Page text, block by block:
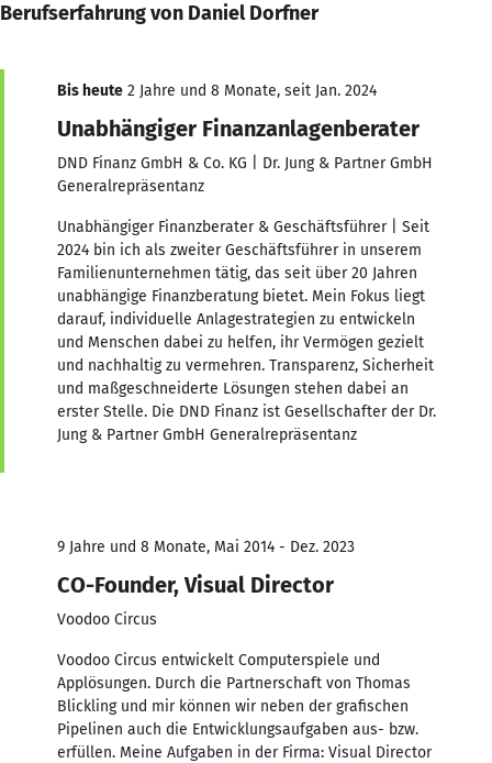
Berufserfahrung von Daniel Dorfner
Bis heute 2 Jahre und 8 Monate, seit Jan. 2024
Unabhängiger Finanzanlagenberater
DND Finanz GmbH & Co. KG | Dr. Jung & Partner GmbH
Generalrepräsentanz
Unabhängiger Finanzberater & Geschäftsführer | Seit
2024 bin ich als zweiter Geschäftsführer in unserem
Familienunternehmen tätig, das seit über 20 Jahren
unabhängige Finanzberatung bietet. Mein Fokus liegt
darauf, individuelle Anlagestrategien zu entwickeln
und Menschen dabei zu helfen, ihr Vermögen gezielt
und nachhaltig zu vermehren. Transparenz, Sicherheit
und maßgeschneiderte Lösungen stehen dabei an
erster Stelle. Die DND Finanz ist Gesellschafter der Dr.
Jung & Partner GmbH Generalrepräsentanz
9 Jahre und 8 Monate, Mai 2014 - Dez. 2023
CO-Founder, Visual Director
Voodoo Circus
Voodoo Circus entwickelt Computerspiele und
Applösungen. Durch die Partnerschaft von Thomas
Blickling und mir können wir neben der grafischen
Pipelinen auch die Entwicklungsaufgaben aus- bzw.
erfüllen. Meine Aufgaben in der Firma: Visual Director